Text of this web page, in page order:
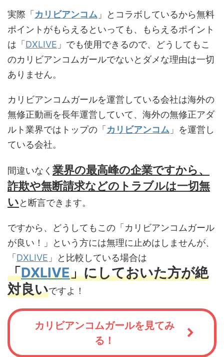
実際「カリビアンコム 」とコラボしているから無料
ポイントがもらえるといっても、もらえるポイント
は「DXLIVE 」でも使用できるので、どうしてもこ
のカリビアンコムガールでないとダメな理由は一切
ありません。
カリビアンコムガールを運営している会社は海外の
無修正動画を長年運営していて、海外の無修正アダ
ルト業界ではトップの「カリビアンコム 」を運営し
ている会社。
間違いなく 業界の最高峰の企業ですから、
詐欺や無断請求などのトラブルは一切無
いと断言できます。
ですから、どうしてもこの「カリビアンコムガール
が良い！」という方には無理に止めはしませんが、
「DXLIVE 」と比較している場合は
「DXLIVE」にしておいた方が絶
対良いですよ！
カリビアンコムガールを見てみ
る！